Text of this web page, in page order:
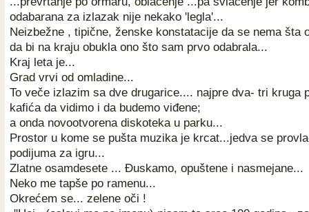
odabarana za izlazak nije nekako 'legla'...
Neizbežne , tipične, ženske konstatacije da se nema šta
da bi na kraju obukla ono što sam prvo odabrala...
Kraj leta je...
Grad vrvi od omladine...
To veče izlazim sa dve drugarice.... najpre dva- tri kruga
kafića da vidimo i da budemo viđene;
a onda novootvorena diskoteka u parku...
Prostor u kome se pušta muzika je krcat...jedva se
podijuma za igru...
Zlatne osamdesete ... Đuskamo, opuštene i nasmejane...
Neko me tapše po ramenu...
Okrećem se... zelene oči !